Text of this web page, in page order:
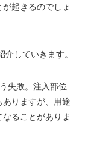
起きるのでしょ
介していきます。
失敗。注入部位
りますが、用途
ることがありま